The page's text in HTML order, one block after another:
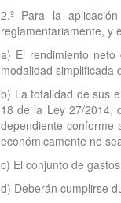
2.º Para la
reglamentariamente, y
a) El rendimiento
modalidad simplificada
b) La totalidad de sus
18 de la Ley 27/2014,
dependiente
económicamente no
c) El conjunto de
d) Deberán cumplirse